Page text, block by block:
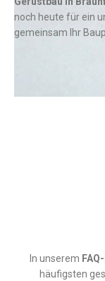
noch heute für ein
gemeinsam Ihr
In unserem
häufigsten